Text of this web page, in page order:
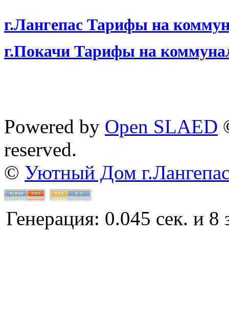
г.Лангепас Тарифы на
г.Покачи Тарифы на
Powered by Open SLAED
reserved.
© Уютный Дом
Генерация: 0.045 сек. и 8